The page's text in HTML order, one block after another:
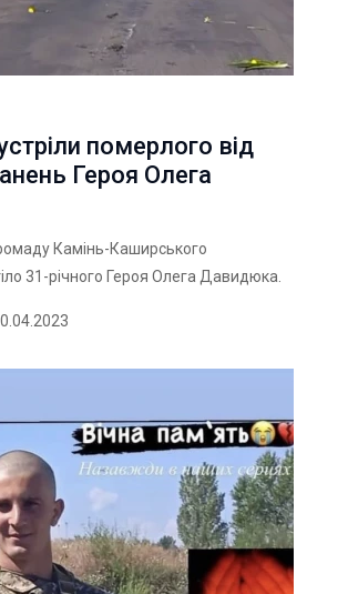
померлого від
Героя Олега
Камінь-Каширського
31-річного Героя Олега Давидюка.